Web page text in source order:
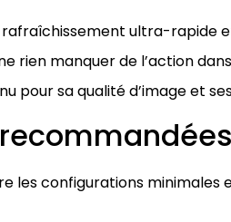
rafraîchissement ultra-rapide
rien manquer de l’action
pour sa qualité d’image et
les configurations minimales